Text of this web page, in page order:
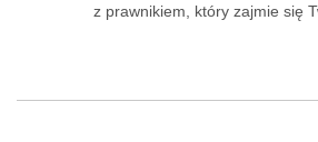
z prawnikiem, który zajmie się